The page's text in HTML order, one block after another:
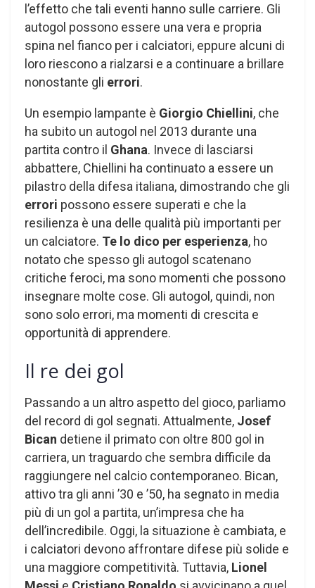
l’effetto che tali eventi hanno sulle carriere. Gli
autogol possono essere una vera e propria
spina nel fianco per i calciatori, eppure alcuni di
loro riescono a rialzarsi e a continuare a brillare
nonostante gli errori.
Un esempio lampante è Giorgio Chiellini, che
ha subito un autogol nel 2013 durante una
partita contro il Ghana. Invece di lasciarsi
abbattere, Chiellini ha continuato a essere un
pilastro della difesa italiana, dimostrando che gli
errori possono essere superati e che la
resilienza è una delle qualità più importanti per
un calciatore. Te lo dico per esperienza, ho
notato che spesso gli autogol scatenano
critiche feroci, ma sono momenti che possono
insegnare molte cose. Gli autogol, quindi, non
sono solo errori, ma momenti di crescita e
opportunità di apprendere.
Il re dei gol
Passando a un altro aspetto del gioco, parliamo
del record di gol segnati. Attualmente, Josef
Bican detiene il primato con oltre 800 gol in
carriera, un traguardo che sembra difficile da
raggiungere nel calcio contemporaneo. Bican,
attivo tra gli anni ’30 e ’50, ha segnato in media
più di un gol a partita, un’impresa che ha
dell’incredibile. Oggi, la situazione è cambiata, e
i calciatori devono affrontare difese più solide e
una maggiore competitività. Tuttavia, Lionel